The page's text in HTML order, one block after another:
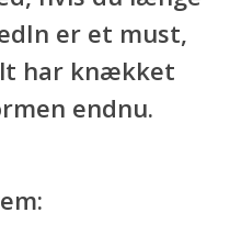
er et must,
har knækket
endnu.